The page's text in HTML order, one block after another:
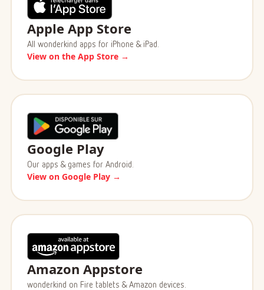
Apple App Store
All wonderkind apps for iPhone & iPad.
View on the App Store →
Google Play
Our apps & games for Android.
View on Google Play →
Amazon Appstore
wonderkind on Fire tablets & Amazon devices.